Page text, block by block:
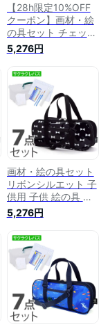
【28h限定10%OFF
クーポン】画材・絵
の具セット チェック
大・紺 子供用 画材
セット 子供 小学生
サクラクレパス 水彩
セット 画材セット
絵具セット 小学校
小学生 かわいい コ
ンパクト 男の子 女
の子 バッグ 絵の具
バッグ おしゃれ 安
い シンプル
5,276円
画材・絵の具セット
リボンシルエット 子
供用 子供 絵の具 セ
ット 小学生 サクラ
クレパス 水彩セット
画材セット 小学校
かわいい コンパクト
サクラ 女の子
5,276円